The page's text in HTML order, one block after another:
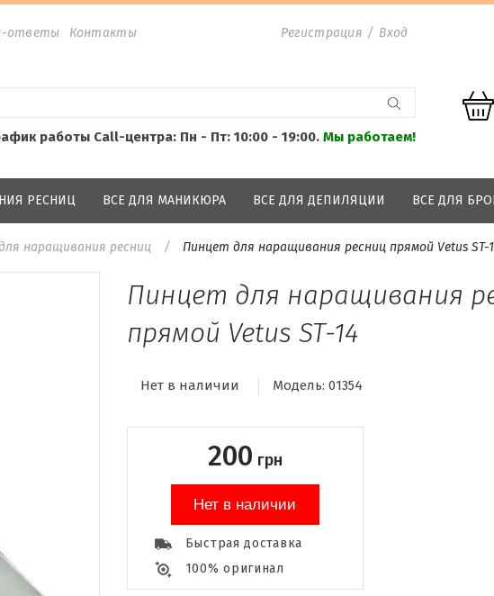
ответы Контакты Регистрация / Вход
работы Call-центра: Пн - Пт: 10:00 - 19:00. Мы работаем!
РЕСНИЦ ВСЕ ДЛЯ МАНИКЮРА ВСЕ ДЛЯ ДЕПИЛЯЦИИ ВСЕ ДЛЯ
наращивания ресниц Пинцет для наращивания ресниц прямой Vetus ST-
Пинцет для наращивания
прямой Vetus ST-14
Нет в наличии Модель: 01354
200 грн
Нет в наличии
Быстрая доставка
100% оригинал